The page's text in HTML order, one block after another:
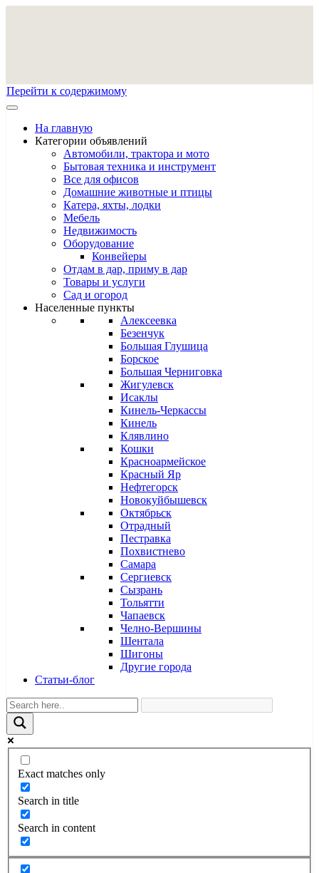
Перейти к содержимому
На главную
Категории объявлений
Автомобили, трактора и мото
Бытовая техника и инструмент
Все для офисов
Домашние животные и птицы
Катера, яхты, лодки
Мебель
Недвижимость
Оборудование
Конвейеры
Отдам в дар, приму в дар
Товары и услуги
Сад и огород
Населенные пункты
Алексеевка
Безенчук
Большая Глушица
Борское
Большая Черниговка
Жигулевск
Исаклы
Кинель-Черкассы
Кинель
Клявлино
Кошки
Красноармейское
Красный Яр
Нефтегорск
Новокуйбышевск
Октябрьск
Отрадный
Пестравка
Похвистнево
Самара
Сергиевск
Сызрань
Тольятти
Чапаевск
Челно-Вершины
Шентала
Шигоны
Другие города
Статьи-блог
Exact matches only
Search in title
Search in content